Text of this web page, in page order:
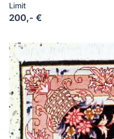
Limit
200,- €